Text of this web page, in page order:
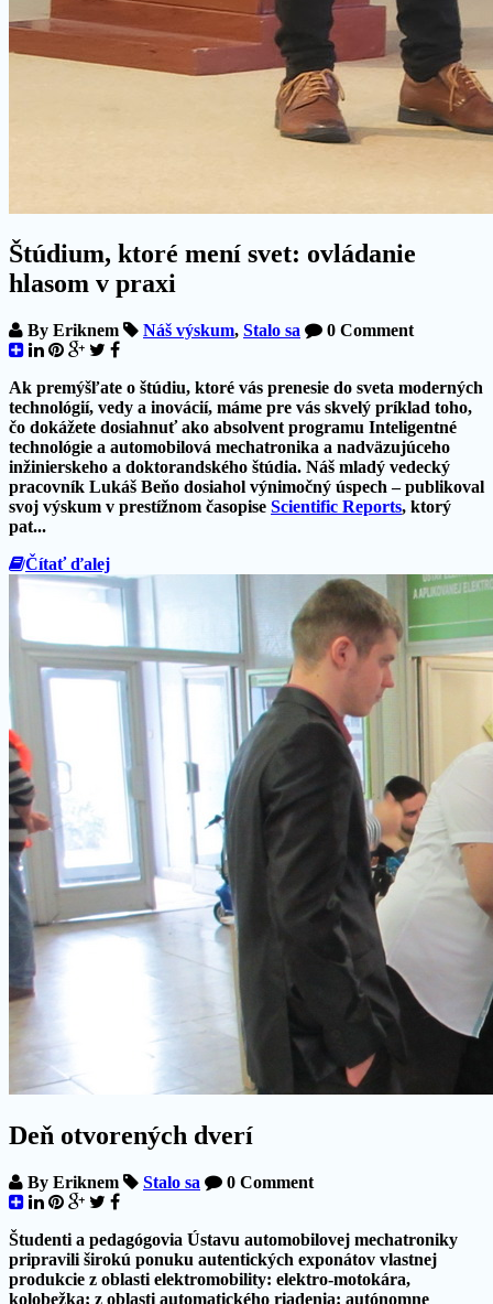
Štúdium, ktoré mení svet: ovládanie
hlasom v praxi
By Eriknem Náš výskum, Stalo sa 0 Comment
Ak premýšľate o štúdiu, ktoré vás prenesie do sveta moderných
technológií, vedy a inovácií, máme pre vás skvelý príklad toho,
čo dokážete dosiahnuť ako absolvent programu Inteligentné
technológie a automobilová mechatronika a nadväzujúceho
inžinierskeho a doktorandského štúdia. Náš mladý vedecký
pracovník Lukáš Beňo dosiahol výnimočný úspech – publikoval
svoj výskum v prestížnom časopise Scientific Reports, ktorý
pat...
Čítať ďalej
Deň otvorených dverí
By Eriknem Stalo sa 0 Comment
Študenti a pedagógovia Ústavu automobilovej mechatroniky
pripravili širokú ponuku autentických exponátov vlastnej
produkcie z oblasti elektromobility: elektro-motokára,
kolobežka; z oblasti automatického riadenia: autónomne